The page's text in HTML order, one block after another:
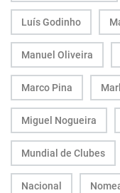
Luís Godinho
Manuel Oliveira
Marco Pina
Miguel Nogueira
Mundial de Clubes
Nacional